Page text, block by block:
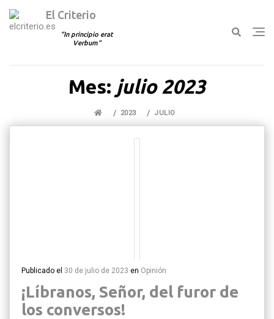
El Criterio
In principio erat
Verbum
Mes: julio 2023
2023 JULIO
Publicado el 30 de julio de 2023 en Opinión
¡Líbranos, Señor, del furor de
los conversos!